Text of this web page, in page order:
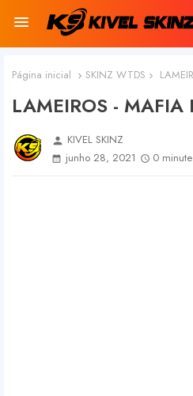
Página inicial SKINZ WTDS
LAMEIROS -
person KIVEL SKINZ
junho 28, 2021
0